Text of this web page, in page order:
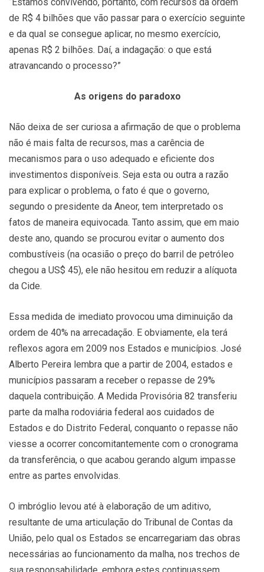
de R$ 4 bilhões que vão passar para o exercício seguinte
e da qual se consegue aplicar, no mesmo exercício,
apenas R$ 2 bilhões. Daí, a indagação: o que está
atravancando o processo?”
As origens do paradoxo
Não deixa de ser curiosa a afirmação de que o problema
não é mais falta de recursos, mas a carência de
mecanismos para o uso adequado e eficiente dos
investimentos disponíveis. Seja esta ou outra a razão
para explicar o problema, o fato é que o governo,
segundo o presidente da Aneor, tem interpretado os
fatos de maneira equivocada. Tanto assim, que em maio
deste ano, quando se procurou evitar o aumento dos
combustíveis (na ocasião o preço do barril de petróleo
chegou a US$ 45), ele não hesitou em reduzir a alíquota
da Cide.
Essa medida de imediato provocou uma diminuição da
ordem de 40% na arrecadação. E obviamente, ela terá
reflexos agora em 2009 nos Estados e municípios. José
Alberto Pereira lembra que a partir de 2004, estados e
municípios passaram a receber o repasse de 29%
daquela contribuição. A Medida Provisória 82 transferiu
parte da malha rodoviária federal aos cuidados de
Estados e do Distrito Federal, conquanto o repasse não
viesse a ocorrer concomitantemente com o cronograma
da transferência, o que acabou gerando algum impasse
entre as partes envolvidas.
O imbróglio levou até à elaboração de um aditivo,
resultante de uma articulação do Tribunal de Contas da
União, pelo qual os Estados se encarregariam das obras
necessárias ao funcionamento da malha, nos trechos de